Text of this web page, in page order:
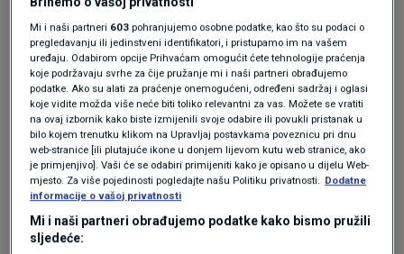
zbog kojeg je to južno talijansko područje podložno
potresima.
Ovaj se potres osjetio se u nekoliko područja regije
Campanije, izvijestili su talijanski mediji.
Mi i naši partneri 603 pohranjujemo osobne podatke, kao što su podaci o
pregledavanju ili jedinstveni identifikatori, i pristupamo im na vašem
uređaju. Odabirom opcije Prihvaćam omogućit ćete tehnologije praćenja
koje podržavaju svrhe za čije pružanje mi i naši partneri obrađujemo
podatke. Ako su alati za praćenje onemogućeni, određeni sadržaj i oglasi
koje vidite možda više neće biti toliko relevantni za vas. Možete se vratiti
na ovaj izbornik kako biste izmijenili svoje odabire ili povukli pristanak u
bilo kojem trenutku klikom na Upravljaj postavkama poveznicu pri dnu
web-stranice [ili plutajuće ikone u donjem lijevom kutu web stranice, ako
je primjenjivo]. Vaši će se odabiri primijeniti kako je opisano u dijelu Web-
mjesto. Za više pojedinosti pogledajte našu Politiku privatnosti. Dodatne
informacije o vašoj privatnosti
Mi i naši partneri obrađujemo podatke kako bismo pružili
sljedeće: